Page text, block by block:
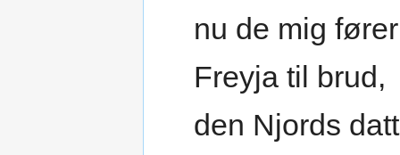
nu de mig fører
Freyja til brud,
den Njords